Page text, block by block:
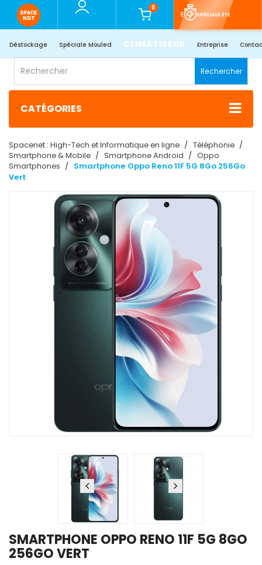
0
SPÉCIALE ÉTÉ
Déstockage Spéciale Mouled CLIMATISEUR Entreprise
Rechercher
CATÉGORIES
Spacenet : High-Tech et Informatique en ligne
Téléphonie
Smartphone & Mobile
Smartphone Android
Oppo
Smartphones
Smartphone Oppo Reno 11F 5G 8Go 256Go
Vert
SMARTPHONE OPPO RENO 11F 5G 8GO
256GO VERT